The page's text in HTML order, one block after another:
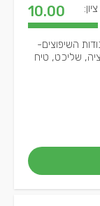
ציון: 10.00
השיפוצים-
שליכט, טיח